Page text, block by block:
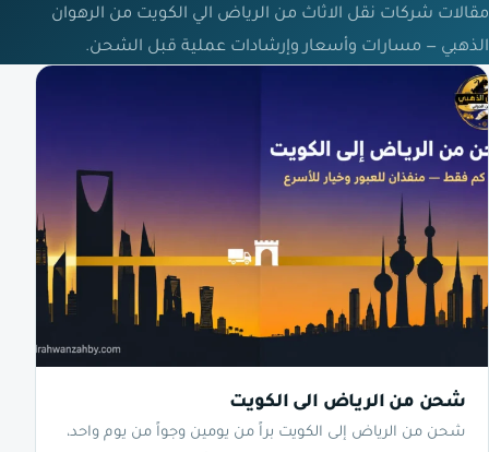
مقالات شركات نقل الاثاث من الرياض الي الكويت من الرهوان
الذهبي — مسارات وأسعار وإرشادات عملية قبل الشحن.
شحن من الرياض الى الكويت
شحن من الرياض إلى الكويت براً من يومين وجواً من يوم واحد،